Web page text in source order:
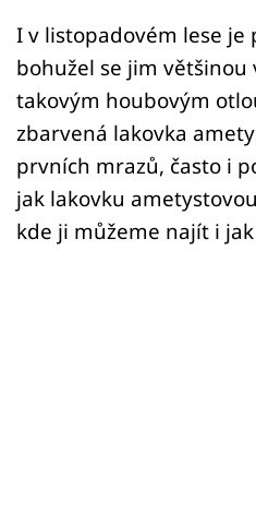
I v listopadovém lese je
bohužel se jim většinou
takovým houbovým
zbarvená lakovka
prvních mrazů, často i
jak lakovku
kde ji můžeme najít i